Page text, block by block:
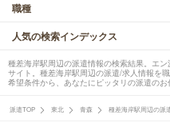
職種
人気の検索インデックス
種差海岸駅周辺の派遣情報の検索結果。エ
サイト。種差海岸駅周辺の派遣/求人情報を
希望条件から、あなたにピッタリの派遣のお
派遣TOP 東北 青森 種差海岸駅周辺の派